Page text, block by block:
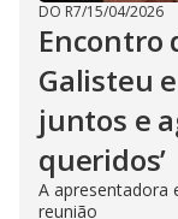
DO R7/15/04/2026
Encontro
Galisteu
juntos e
queridos’
A apresentadora
reunião